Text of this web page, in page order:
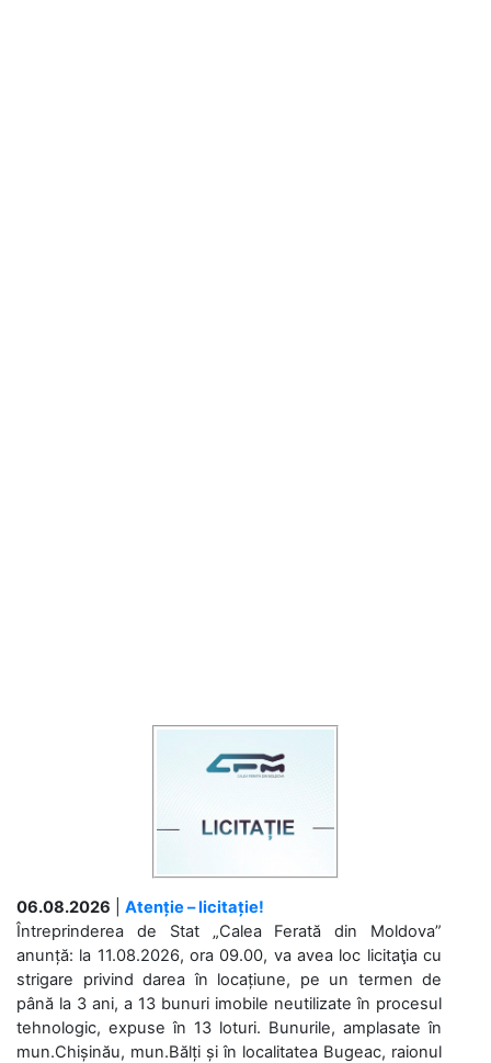
06.08.2026
Atenție – licitație!
Întreprinderea de Stat „Calea Ferată din Moldova”
anunță: la 11.08.2026, ora 09.00, va avea loc licitaţia cu
strigare privind darea în locațiune, pe un termen de
până la 3 ani, a 13 bunuri imobile neutilizate în procesul
tehnologic, expuse în 13 loturi. Bunurile, amplasate în
mun.Chișinău, mun.Bălți și în localitatea Bugeac, raionul